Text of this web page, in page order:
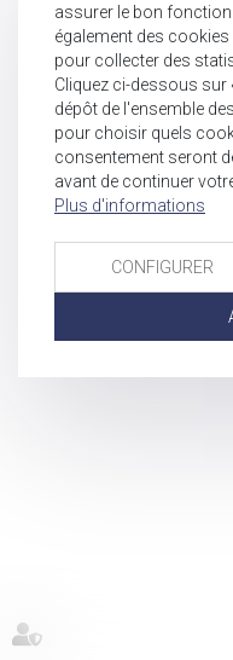
assurer le bon
également des
pour collecter des
Cliquez ci-dessous sur
dépôt de l'ensemble
pour choisir quels
consentement seront
avant de continuer
Plus d'informations
CONFIGURER